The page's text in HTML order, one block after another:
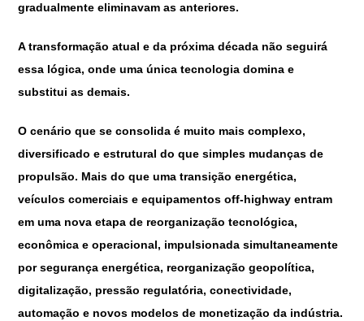
gradualmente eliminavam as anteriores.
A transformação atual e da próxima década não seguirá
essa lógica, onde uma única tecnologia domina e
substitui as demais.
O cenário que se consolida é muito mais complexo,
diversificado e estrutural do que simples mudanças de
propulsão. Mais do que uma transição energética,
veículos comerciais e equipamentos off-highway entram
em uma nova etapa de reorganização tecnológica,
econômica e operacional, impulsionada simultaneamente
por segurança energética, reorganização geopolítica,
digitalização, pressão regulatória, conectividade,
automação e novos modelos de monetização da indústria.